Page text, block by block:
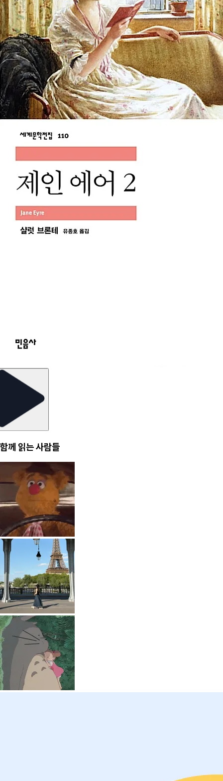
함께 읽는 사람들